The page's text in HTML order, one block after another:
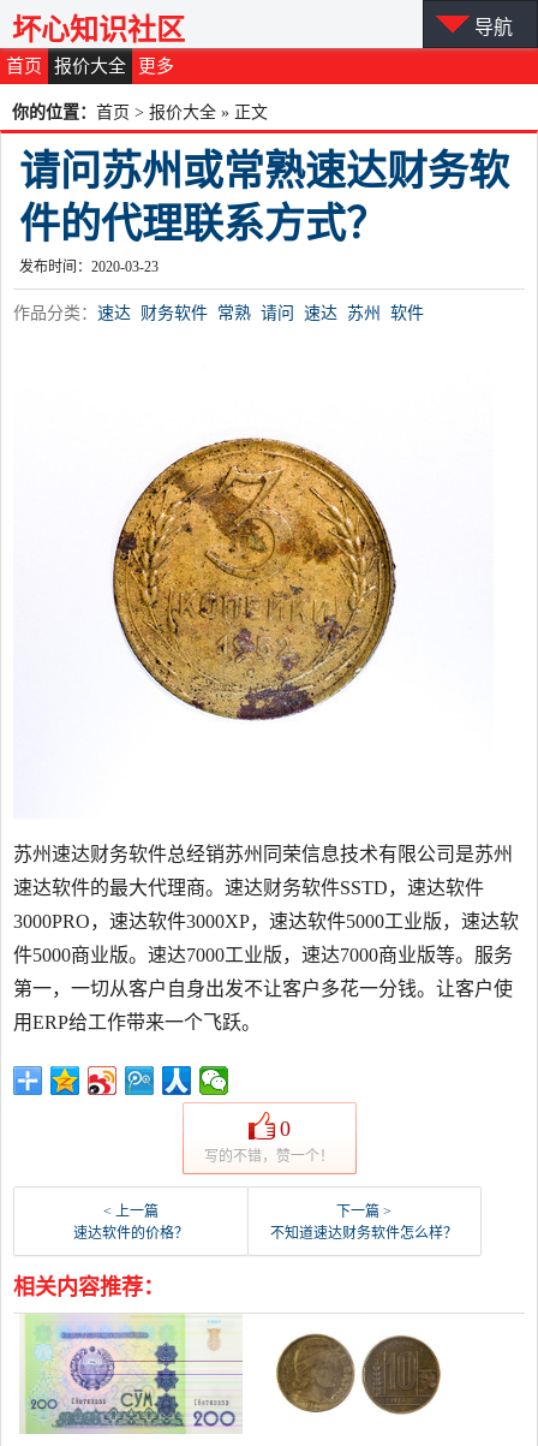
首页 报价大全 更多
坏心知识社区 导航
你的位置： 首页 > 报价大全 » 正文
请问苏州或常熟速达财务软
件的代理联系方式？
发布时间：2020-03-23
作品分类： 速达 财务软件 常熟 请问 速达 苏州 软件
苏州速达财务软件总经销苏州同荣信息技术有限公司是苏州
速达软件的最大代理商。速达财务软件SSTD，速达软件
3000PRO，速达软件3000XP，速达软件5000工业版，速达软
件5000商业版。速达7000工业版，速达7000商业版等。服务
第一，一切从客户自身出发不让客户多花一分钱。让客户使
用ERP给工作带来一个飞跃。
0
写的不错，赞一个！
< 上一篇
速达软件的价格？
下一篇 >
不知道速达财务软件怎么样？
相关内容推荐：